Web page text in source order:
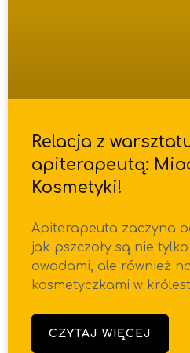
Relacja z
apiterapeutą:
Kosmetyki!
Apiterapeuta zaczyna
jak pszczoły są nie
owadami, ale również
kosmetyczkami w
CZYTAJ WIĘCEJ